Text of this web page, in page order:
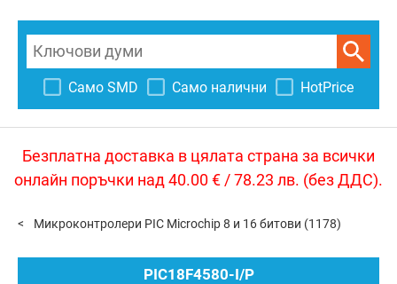
Само SMD Само налични HotPrice
Безплатна доставка в цялата страна за всички
онлайн поръчки над 40.00 € / 78.23 лв. (без ДДС).
Микроконтролери PIC Microchip 8 и 16 битови (1178)
PIC18F4580-I/P